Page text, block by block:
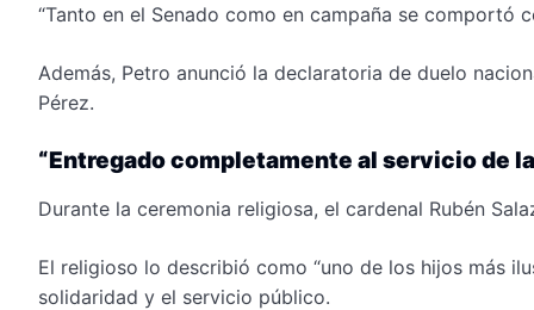
“Tanto en el Senado como en campaña se comportó
Además, Petro anunció la declaratoria de duelo
Pérez.
“Entregado completamente al servicio de
Durante la ceremonia religiosa, el cardenal Rubén
El religioso lo describió como “uno de los hijos más
solidaridad y el servicio público.